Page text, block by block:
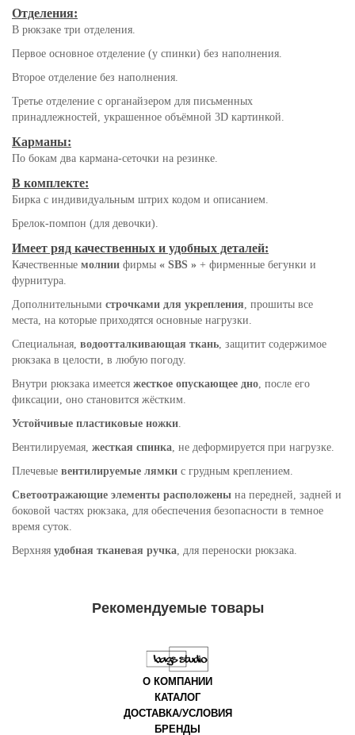
Отделения:
В рюкзаке три отделения.
Первое основное отделение (у спинки) без наполнения.
Второе отделение без наполнения.
Третье отделение с органайзером для письменных
принадлежностей, украшенное объёмной 3D картинкой.
Карманы:
По бокам два кармана-сеточки на резинке.
В комплекте:
Бирка с индивидуальным штрих кодом и описанием.
Брелок-помпон (для девочки).
Имеет ряд качественных и удобных деталей:
Качественные молнии фирмы « SBS » + фирменные бегунки и
фурнитура.
Дополнительными строчками для укрепления, прошиты все
места, на которые приходятся основные нагрузки.
Специальная, водоотталкивающая ткань, защитит содержимое
рюкзака в целости, в любую погоду.
Внутри рюкзака имеется жесткое опускающее дно, после его
фиксации, оно становится жёстким.
Устойчивые пластиковые ножки.
Вентилируемая, жесткая спинка, не деформируется при нагрузке.
Плечевые вентилируемые лямки с грудным креплением.
Светоотражающие элементы расположены на передней, задней и
боковой частях рюкзака, для обеспечения безопасности в темное
время суток.
Верхняя удобная тканевая ручка, для переноски рюкзака.
Рекомендуемые товары
О КОМПАНИИ
КАТАЛОГ
ДОСТАВКА/УСЛОВИЯ
БРЕНДЫ